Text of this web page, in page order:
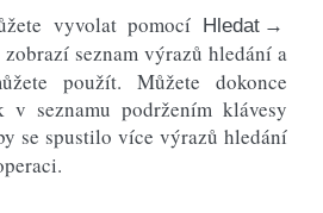
vyvolat pomocí
Hledat →
zobrazí seznam výrazů hledání a
použít. Můžete dokonce
seznamu podržením klávesy
se spustilo více výrazů hledání